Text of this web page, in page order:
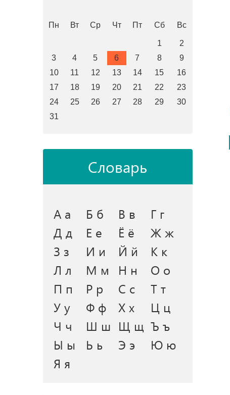
Пн Вт Ср Чт Пт Сб Вс
1
2
3
4 5 6 7 8
9
10
11 12 13 14 15
16
17
18 19 20 21 22
23
24
25 26 27 28 29
30
31
Словарь
А а Б б В в
Г г
Д д
Е е Ё ё
Ж ж
З з
И и Й й
К к
Л л
М м Н н
О о
П п
Р р С с
Т т
У у
Ф ф Х х
Ц ц
Ч ч
Ш ш Щ щ Ъ ъ
Ы ы
Ь ь Э э
Ю ю
Я я